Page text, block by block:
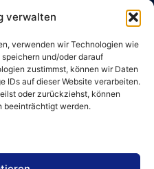
verwalten
verwenden wir Technologien wie
und/oder darauf
zustimmst, können wir Daten
IDs auf dieser Website verarbeiten.
oder zurückziehst, können
beeinträchtigt werden.
Möglichkeiten
Technologien rund
um Künstliche
Intelligenz und
Automatisierung.
Für die Korrektheit,
Informationen wird